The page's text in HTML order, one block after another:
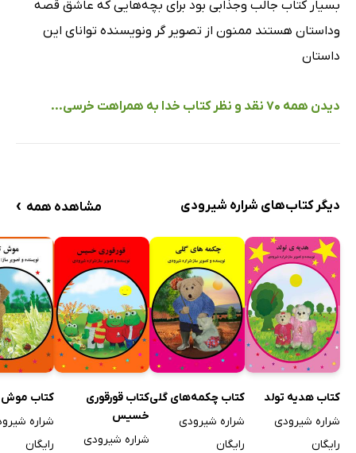
بسیار کتاب جالب وجذابی بود برای بچه‌هایی که عاشق قصه
وداستان هستند ممنون از تصویر گر ونویسنده توانای این
داستان
دیدن همه 70 نقد و نظر کتاب خدا به همراهت خرسی...
دیگر کتاب‌های شراره شیرودی مشاهده همه ›
کتاب هدیه تولد
شراره شیرودی
رایگان
کتاب چکمه‌های گلی
شراره شیرودی
رایگان
کتاب قورقوری
خسیس
شراره شیرودی
کتاب موش
شراره
رایگان